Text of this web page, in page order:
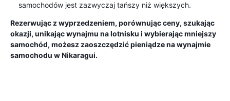
samochodów jest zazwyczaj tańszy niż większych.
Rezerwując z wyprzedzeniem, porównując ceny, szukając
okazji, unikając wynajmu na lotnisku i wybierając mniejszy
samochód, możesz zaoszczędzić pieniądze na wynajmie
samochodu w Nikaragui.